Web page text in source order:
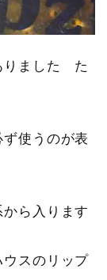
りました た
使うのが表
ら入ります
スのリップ